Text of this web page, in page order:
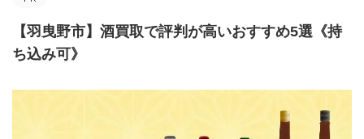
【羽曳野市】酒買取で評判が高いおすすめ5選《持
ち込み可》